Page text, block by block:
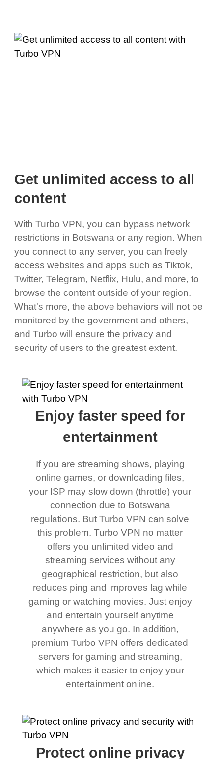
Get unlimited access to all
content
With Turbo VPN, you can bypass network
restrictions in Botswana or any region. When
you connect to any server, you can freely
access websites and apps such as Tiktok,
Twitter, Telegram, Netflix, Hulu, and more, to
browse the content outside of your region.
What's more, the above behaviors will not be
monitored by the government and others,
and Turbo will ensure the privacy and
security of users to the greatest extent.
Enjoy faster speed for
entertainment
If you are streaming shows, playing
online games, or downloading files,
your ISP may slow down (throttle) your
connection due to Botswana
regulations. But Turbo VPN can solve
this problem. Turbo VPN no matter
offers you unlimited video and
streaming services without any
geographical restriction, but also
reduces ping and improves lag while
gaming or watching movies. Just enjoy
and entertain yourself anytime
anywhere as you go. In addition,
premium Turbo VPN offers dedicated
servers for gaming and streaming,
which makes it easier to enjoy your
entertainment online.
Protect online privacy